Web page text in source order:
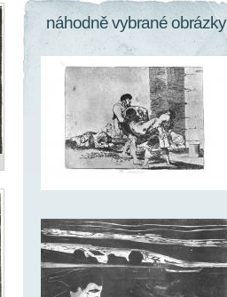
náhodně vybrané obrázky